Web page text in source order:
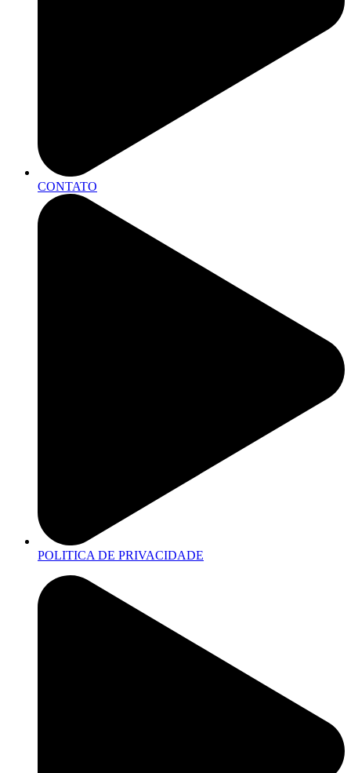
CONTATO
POLITICA DE PRIVACIDADE